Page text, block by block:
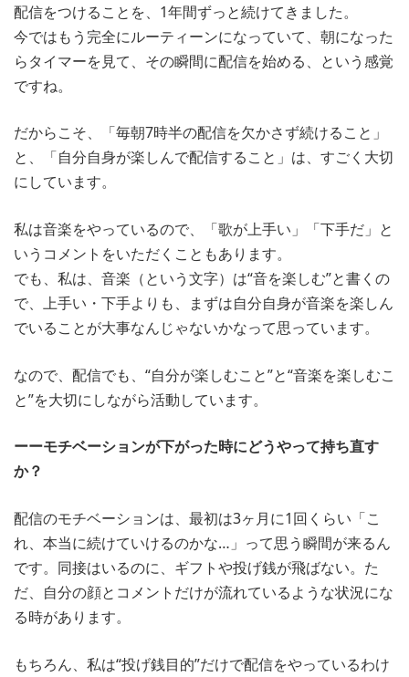
配信をつけることを、1年間ずっと続けてきました。
今ではもう完全にルーティーンになっていて、朝になった
らタイマーを見て、その瞬間に配信を始める、という感覚
ですね。
だからこそ、「毎朝7時半の配信を欠かさず続けること」
と、「自分自身が楽しんで配信すること」は、すごく大切
にしています。
私は音楽をやっているので、「歌が上手い」「下手だ」と
いうコメントをいただくこともあります。
でも、私は、音楽（という文字）は“音を楽しむ”と書くの
で、上手い・下手よりも、まずは自分自身が音楽を楽しん
でいることが大事なんじゃないかなって思っています。
なので、配信でも、“自分が楽しむこと”と“音楽を楽しむこ
と”を大切にしながら活動しています。
ーーモチベーションが下がった時にどうやって持ち直す
か？
配信のモチベーションは、最初は3ヶ月に1回くらい「こ
れ、本当に続けていけるのかな…」って思う瞬間が来るん
です。同接はいるのに、ギフトや投げ銭が飛ばない。た
だ、自分の顔とコメントだけが流れているような状況にな
る時があります。
もちろん、私は“投げ銭目的”だけで配信をやっているわけ